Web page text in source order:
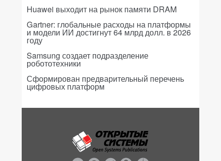
Huawei выходит на рынок памяти DRAM
Gartner: глобальные расходы на платформы
и модели ИИ достигнут 64 млрд долл. в 2026
году
Samsung создает подразделение
робототехники
Сформирован предварительный перечень
цифровых платформ